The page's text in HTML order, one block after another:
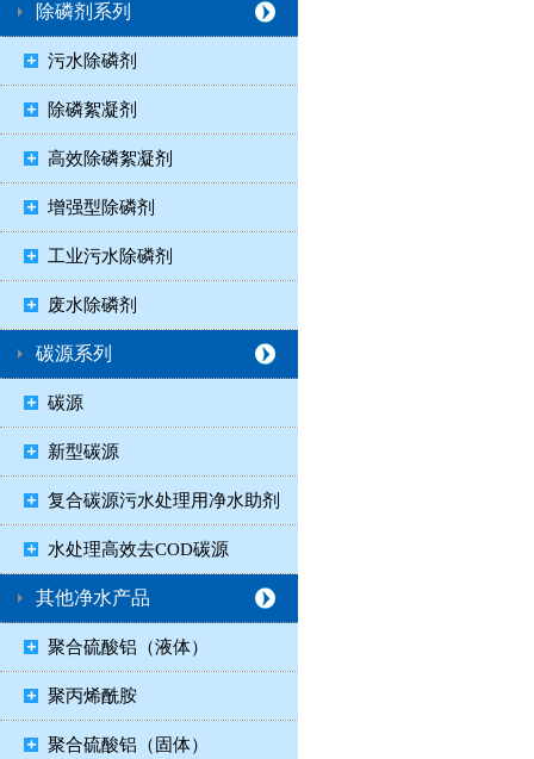
除磷剂系列
污水除磷剂
除磷絮凝剂
高效除磷絮凝剂
增强型除磷剂
工业污水除磷剂
废水除磷剂
碳源系列
碳源
新型碳源
复合碳源污水处理用净水助剂
水处理高效去COD碳源
其他净水产品
聚合硫酸铝（液体）
聚丙烯酰胺
聚合硫酸铝（固体）